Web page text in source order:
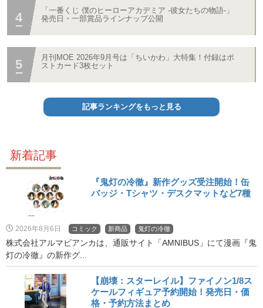
「一番くじ 僕のヒーローアカデミア -彼女たちの物語-」
発売日・一部賞品ラインナップ公開
月刊MOE 2026年9月号は「ちいかわ」大特集！付録はポ
ストカード3枚セット
記事ランキングをもっと見る
新着記事
『鬼灯の冷徹』新作グッズ受注開始！缶
バッジ・Tシャツ・デスクマットなど7種
2026年8月6日 コミック 新商品 鬼灯の冷徹
株式会社アルマビアンカは、通販サイト「AMNIBUS」にて漫画『鬼
灯の冷徹』の新作グ...
【崩壊：スターレイル】ファイノン1/8ス
ケールフィギュア予約開始！発売日・価
格・予約方法まとめ